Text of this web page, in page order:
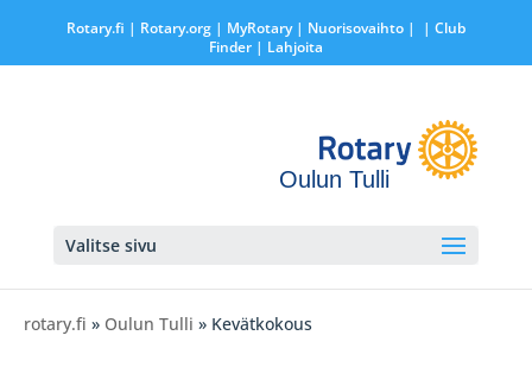
Rotary.fi | Rotary.org| MyRotary | Nuorisovaihto|
| Club
Finder| Lahjoita
Oulun Tulli
Valitse sivu
rotary.fi » Oulun Tulli » Kevätkokous